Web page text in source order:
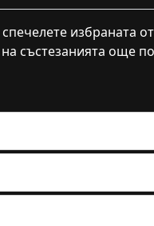
печелете!
Формула 1
ГП с нас и
шапка на F1!
избраната
на състезанията още